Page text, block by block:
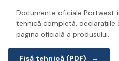
Documente oficiale Portwest
tehnică completă, declarațiile
pagina oficială a produsului.
Fișă tehnică (PDF) →